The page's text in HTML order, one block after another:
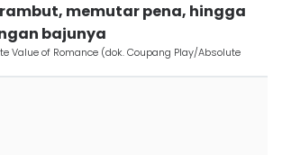
memutar pena, hingga
bajunya
Value of Romance (dok. Coupang Play/Absolute